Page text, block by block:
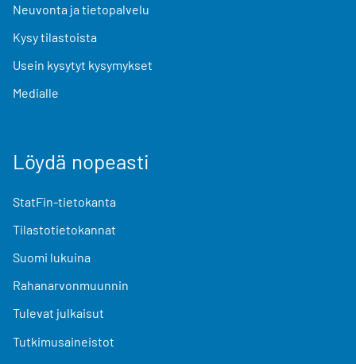
Neuvonta ja tietopalvelu
Kysy tilastoista
Usein kysytyt kysymykset
Medialle
Löydä nopeasti
StatFin-tietokanta
Tilastotietokannat
Suomi lukuina
Rahanarvonmuunnin
Tulevat julkaisut
Tutkimusaineistot